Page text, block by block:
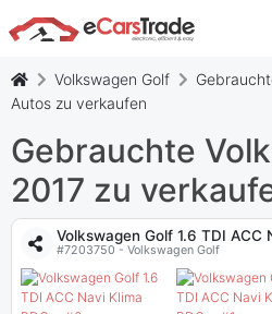
Installieren Sie die
sie zu Ihrem
Sie sofortige Updates.
Volkswagen Golf
Autos zu verkaufen
Gebrauchte
2017 zu
Volkswagen Golf 1.6 TDI ACC
#7203750 - Volkswagen Golf